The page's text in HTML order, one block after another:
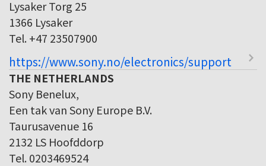
Lysaker Torg 25
1366 Lysaker
Tel. +47 23507900
https://www.sony.no/electronics/support
THE NETHERLANDS
Sony Benelux,
Een tak van Sony Europe B.V.
Taurusavenue 16
2132 LS Hoofddorp
Tel. 0203469524